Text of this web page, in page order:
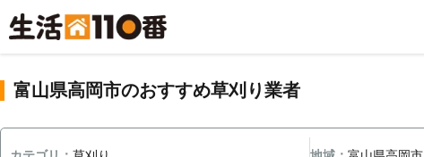
富山県高岡市のおすすめ草刈り業者